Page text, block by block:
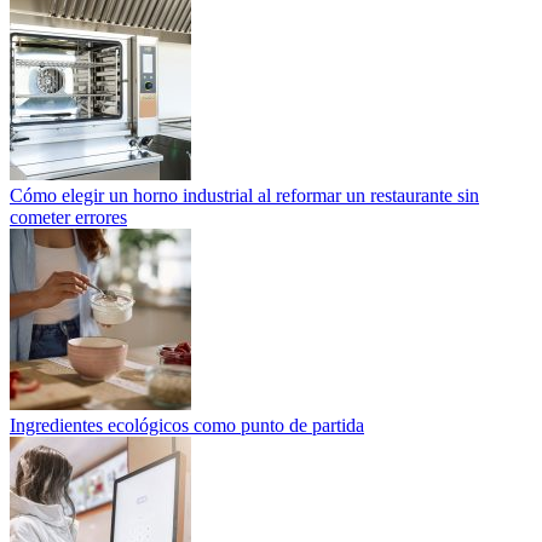
Cómo elegir un horno industrial al reformar un restaurante sin
cometer errores
Ingredientes ecológicos como punto de partida